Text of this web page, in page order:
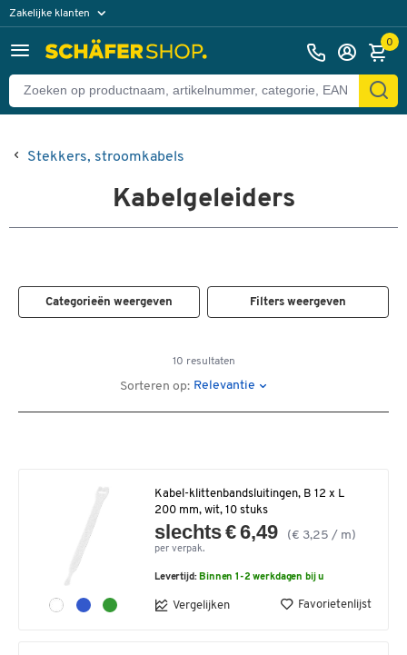
Zakelijke klanten
Particuliere klanten 0
Stekkers, stroomkabels
Kabelgeleiders
Categorieën weergeven Filters weergeven
10 resultaten
Sorteren op: Relevantie
Kabel-klittenbandsluitingen, B 12 x L
200 mm, wit, 10 stuks
slechts € 6,49 (€ 3,25 / m)
per verpak.
Levertijd: Binnen 1-2 werkdagen bij u
Vergelijken Favorietenlijst